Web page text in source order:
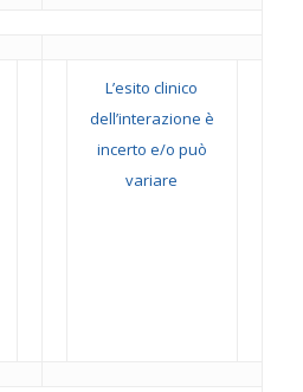
L’esito clinico
dell’interazione è
incerto e/o può
variare